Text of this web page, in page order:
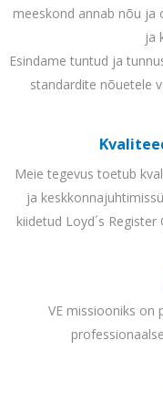
meeskond annab nõu ja
ja
Esindame tuntud ja
standardite nõuetele
Meie tegevus toetub
ja
kiidetud Loyd´s
VE missiooniks on